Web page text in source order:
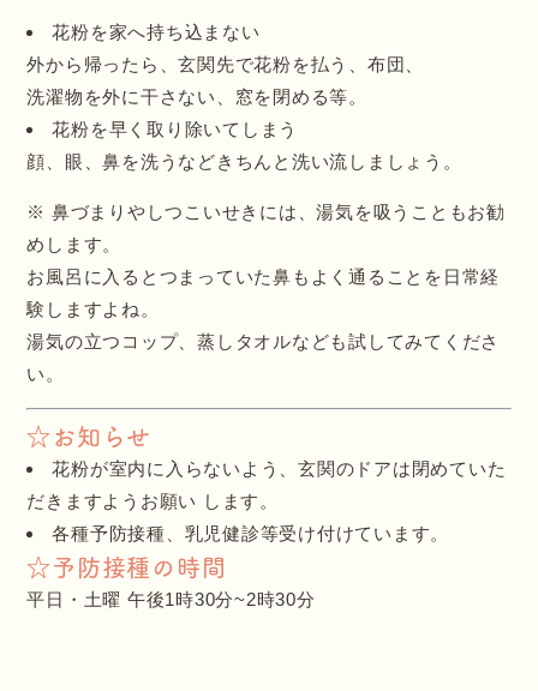
花粉を家へ持ち込まない
外から帰ったら、玄関先で花粉を払う、布団、
洗濯物を外に干さない、窓を閉める等。
花粉を早く取り除いてしまう
顔、眼、鼻を洗うなどきちんと洗い流しましょう。
※ 鼻づまりやしつこいせきには、湯気を吸うこともお勧
めします。
お風呂に入るとつまっていた鼻もよく通ることを日常経
験しますよね。
湯気の立つコップ、蒸しタオルなども試してみてくださ
い。
☆お知らせ
花粉が室内に入らないよう、玄関のドアは閉めていた
だきますようお願い します。
各種予防接種、乳児健診等受け付けています。
☆予防接種の時間
平日・土曜 午後1時30分~2時30分